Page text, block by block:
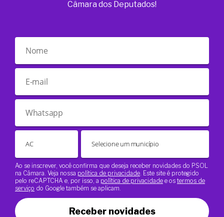
Câmara dos Deputados!
Ao se inscrever, você confirma que deseja receber novidades do PSOL
na Câmara. Veja nossa política de privacidade . Este site é protegido
pelo reCAPTCHA e, por isso, a política de privacidade e os termos de
serviço do Google também se aplicam.
Receber novidades